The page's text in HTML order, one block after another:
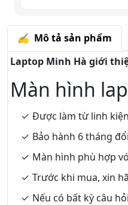
Mô tả sản phẩm
Laptop Minh Hà giới
Màn hình
Được làm từ linh
Bảo hành 6 tháng
Màn hình phù hợp
Trước khi mua, xin
Nếu có bất kỳ câu